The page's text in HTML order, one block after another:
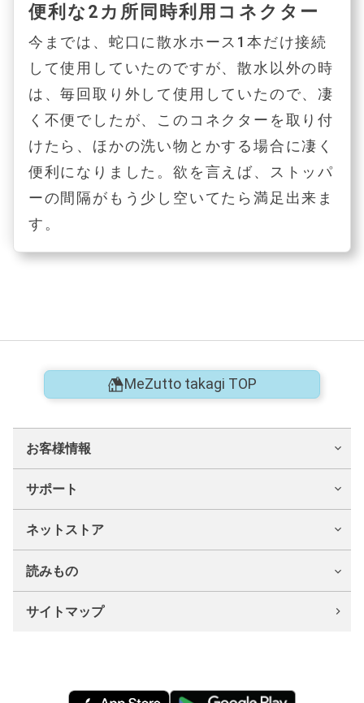
便利な2カ所同時利用コネクター
今までは、蛇口に散水ホース1本だけ接続
して使用していたのですが、散水以外の時
は、毎回取り外して使用していたので、凄
く不便でしたが、このコネクターを取り付
けたら、ほかの洗い物とかする場合に凄く
便利になりました。欲を言えば、ストッパ
ーの間隔がもう少し空いてたら満足出来ま
す。
MeZutto takagi TOP
お客様情報
サポート
ネットストア
読みもの
サイトマップ